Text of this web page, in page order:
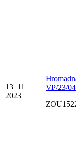
13. 11.
2023
VP/23/